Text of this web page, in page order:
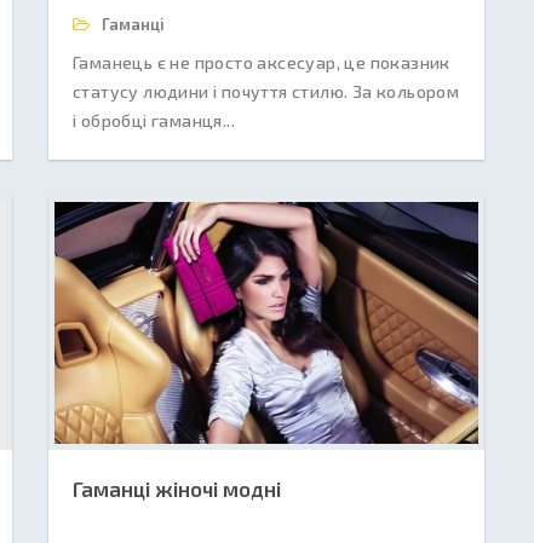
Гаманці
Гаманець є не просто аксесуар, це показник
статусу людини і почуття стилю. За кольором
і обробці гаманця...
Гаманці жіночі модні